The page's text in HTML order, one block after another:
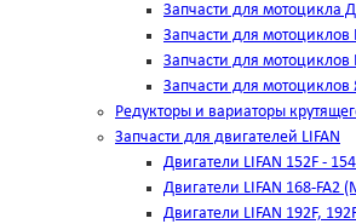
Запчасти для мотоцикла
Запчасти для
Запчасти для
Запчасти для мотоциклов
Редукторы и вариаторы
Запчасти для двигателей LIFAN
Двигатели LIFAN 152F -
Двигатели LIFAN 168-FA2
Двигатели LIFAN 192F,